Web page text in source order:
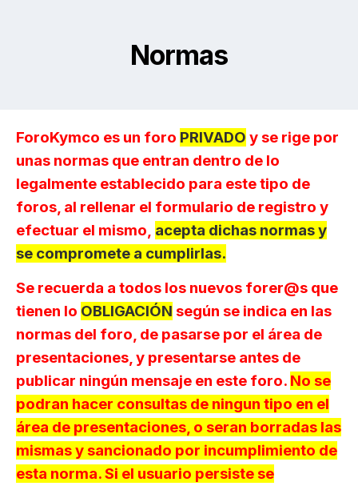
Normas
ForoKymco es un foro PRIVADO y se rige por
unas normas que entran dentro de lo
legalmente establecido para este tipo de
foros, al rellenar el formulario de registro y
efectuar el mismo, acepta dichas normas y
se compromete a cumplirlas.
Se recuerda a todos los nuevos forer@s que
tienen lo OBLIGACIÓN según se indica en las
normas del foro, de pasarse por el área de
presentaciones, y presentarse antes de
publicar ningún mensaje en este foro. No se
podran hacer consultas de ningun tipo en el
área de presentaciones, o seran borradas las
mismas y sancionado por incumplimiento de
esta norma. Si el usuario persiste se